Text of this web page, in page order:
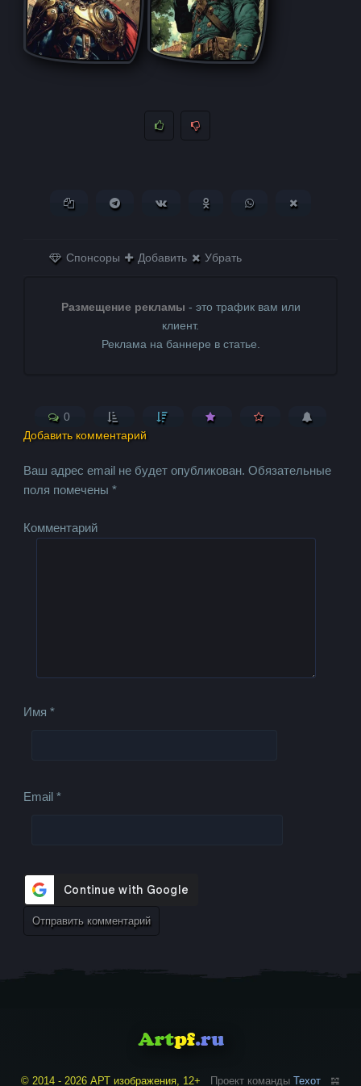
Копировать ссылкуПоделиться в Telegram
Поделиться ВКонтактеПоделиться в
Поделиться в
Спонсоры Добавить Убрать
Размещение рекламы - это трафик вам или
клиент.
Реклама на баннере в статье.
0
Добавить комментарий
Ваш адрес email не будет опубликован. Обязательные
поля помечены*
Комментарий
Имя*
Email*
© 2014 - 2026 АРТ изображения, 12+ Проект команды Техот 𝌴